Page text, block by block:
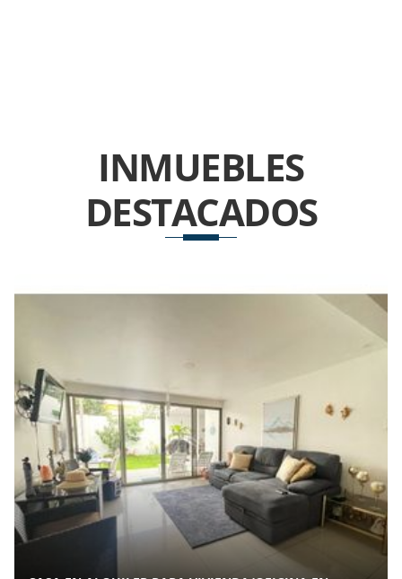
INMUEBLES
DESTACADOS